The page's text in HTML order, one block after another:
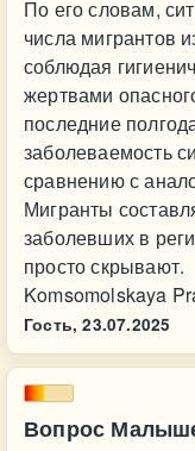
По его словам,
числа мигрантов
соблюдая
жертвами
последние
заболеваемость
сравнению с
Мигранты
заболевших в
просто скрывают.
Komsomolskaya
Гость, 23.07.2025
Вопрос